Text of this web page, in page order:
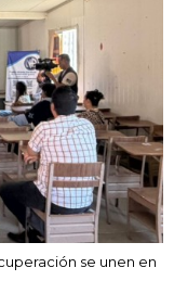
se unen en